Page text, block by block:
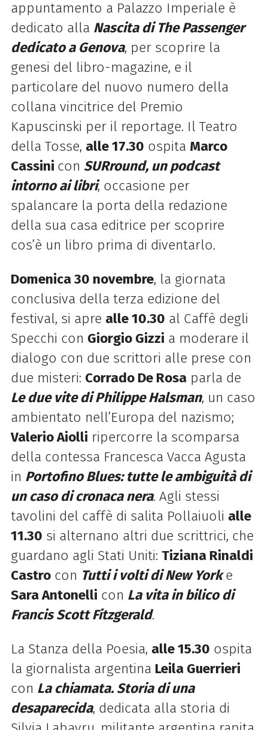
appuntamento a Palazzo Imperiale è
dedicato alla Nascita di The Passenger
dedicato a Genova, per scoprire la
genesi del libro-magazine, e il
particolare del nuovo numero della
collana vincitrice del Premio
Kapuscinski per il reportage. Il Teatro
della Tosse, alle 17.30 ospita Marco
Cassini con SURround, un podcast
intorno ai libri, occasione per
spalancare la porta della redazione
della sua casa editrice per scoprire
cos’è un libro prima di diventarlo.
Domenica 30 novembre, la giornata
conclusiva della terza edizione del
festival, si apre alle 10.30 al Caffè degli
Specchi con Giorgio Gizzi a moderare il
dialogo con due scrittori alle prese con
due misteri: Corrado De Rosaparla de
Le due vite di Philippe Halsman, un caso
ambientato nell’Europa del nazismo;
Valerio Aiolli ripercorre la scomparsa
della contessa Francesca Vacca Agusta
in Portofino Blues: tutte le ambiguità di
un caso di cronaca nera. Agli stessi
tavolini del caffè di salita Pollaiuoli alle
11.30 si alternano altri due scrittrici, che
guardano agli Stati Uniti: Tiziana Rinaldi
Castrocon Tutti i volti di New Yorke
Sara Antonelli con La vita in bilico di
Francis Scott Fitzgerald.
La Stanza della Poesia, alle 15.30 ospita
la giornalista argentina Leila Guerrieri
con La chiamata. Storia di una
desaparecida, dedicata alla storia di